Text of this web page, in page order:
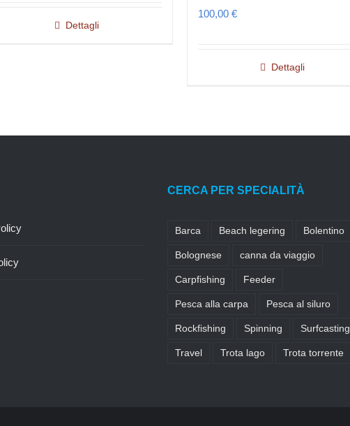
Dettagli
100,00 €
Dettagli
CERCA PER SPECIALITÀ
Barca Beach legering Bolentino
Bolognese canna da viaggio
Carpfishing Feeder
Pesca alla carpa Pesca al siluro
Rockfishing Spinning Surfcasting
Travel Trota lago Trota torrente